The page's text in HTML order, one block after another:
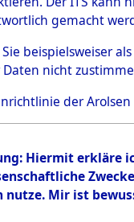
zur
Roding,
zwischen
km)
Leben
0003
gemacht
beispielsweiser
nicht
der Arolsen
Hiermit erkläre
nutze. Mir ist